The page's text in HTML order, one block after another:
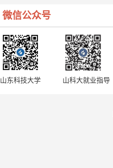
微信公众号
山东科技大学 山科大就业指导